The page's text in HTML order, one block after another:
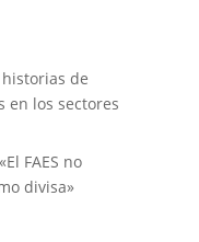
historias de
en los sectores
FAES no
divisa»